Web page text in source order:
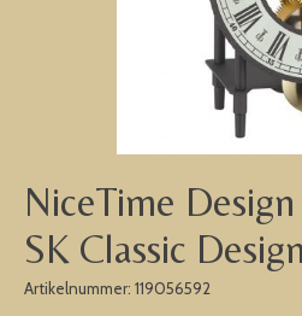
NiceTime
SK Classic Design
Artikelnummer: 119056592